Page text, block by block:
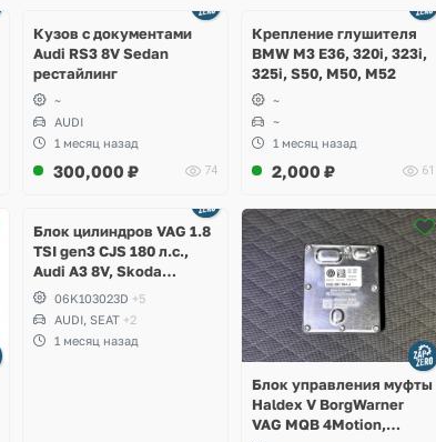
Кузов с документами
Audi RS3 8V Sedan
рестайлинг
~
AUDI
1 месяц назад
300,000 ₽ 74
Крепление глушителя
BMW M3 E36, 320i, 323i,
325i, S50, M50, M52
~
~
1 месяц назад
2,000 ₽ 61
Блок цилиндров VAG 1.8
TSI gen3 CJS 180 л.с.,
Audi A3 8V, Skoda
Octavia A7, Superb,
Volkswagen Passat B8,
Golf VII Alltrack, Seat
Leon
06K103023D +5
AUDI, SEAT +2
1 месяц назад
Блок управления муфты
Haldex V BorgWarner
VAG MQB 4Motion,
2 фото